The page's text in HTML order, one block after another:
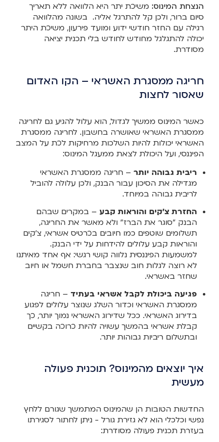
הנצחת המינוס: משיכת יתר היא הלוואה ללא תאריך
סיום ברור, ולכן קל להתרגל אליה. בשונה מהלוואה
רגילה עם החזר חודשי ידוע ומועד פירעון, משיכת היתר
יכולה להתגלגל מחודש לחודש בלי תכנית יציאה
מסודרת.
חריגה ממסגרת האשראי – הקו האדום
שאסור לחצות
כאשר המינוס ממשיך לגדול, הוא עלול להגיע גם לחריגה
ממסגרת האשראי שאושרה בחשבון. לחריגה ממסגרת
האשראי יכולות להיות השלכות מרחיקות לכת על המצב
הפיננסי, ועל היכולת לצאת ממעגל המינוס:
ריבית גבוהה יותר – חריגה ממסגרת האשראי
מגדילה את הסיכון עבור הבנק, ולכן עלולה להוביל
לריבית גבוהה במיוחד.
החזרת צ'קים והוראות קבע – במקרים שבהם
הבנק "סוגר את הברז" ולא מאשר את החריגה,
תשלומים שוטפים כמו חיובים בכרטיס אשראי, צ'קים
והוראות קבע עלולים להידחות על ידי הבנק.
למשמעות הפיננסית נלווה קושי רגשי: אף אחד מאיתנו
לא רוצה לגלות חוב שנצבר בחברת חשמל או חיוב
שחזר באשראי.
פגיעה ביכולת לקבל אשראי בעתיד – חריגה
ממסגרת האשראי וכדור השלג שנוצר עלולים לפגוע
בדירוג האשראי. ככל שדירוג האשראי נמוך יותר, כך
קבלת אשראי בהמשך עשויה להיות כרוכה בקשיים
ובתשלום ריביות גבוהות יותר.
איך יוצאים מהמינוס? תוכנית פעולה
מעשית
החדשות הטובות הן שהמינוס המתמשך שגורם ללחץ
נפשי וכלכלי הוא לא גזירת גורל - ניתן לחתור לסגירתו
בעזרת תכנית פעולה מסודרת: